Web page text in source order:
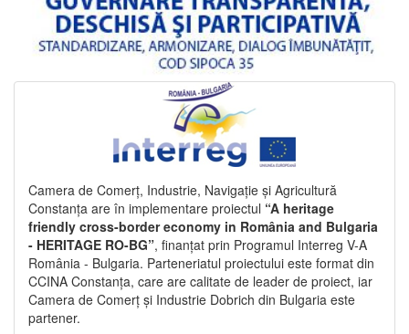
Camera de Comerț, Industrie, Navigație și Agricultură
Constanța are în implementare proiectul “A heritage
friendly cross-border economy in România and Bulgaria
- HERITAGE RO-BG”, finanțat prin Programul Interreg V-A
România - Bulgaria. Parteneriatul proiectului este format din
CCINA Constanța, care are calitate de leader de proiect, iar
Camera de Comerț și Industrie Dobrich din Bulgaria este
partener.